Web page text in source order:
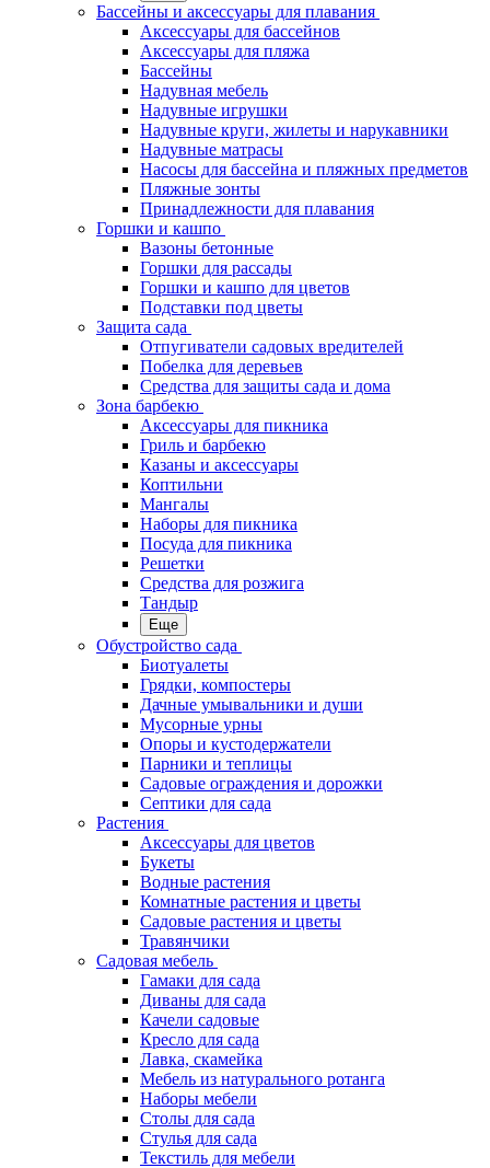
Бассейны и аксессуары для плавания
Аксессуары для бассейнов
Аксессуары для пляжа
Бассейны
Надувная мебель
Надувные игрушки
Надувные круги, жилеты и нарукавники
Надувные матрасы
Насосы для бассейна и пляжных предметов
Пляжные зонты
Принадлежности для плавания
Горшки и кашпо
Вазоны бетонные
Горшки для рассады
Горшки и кашпо для цветов
Подставки под цветы
Защита сада
Отпугиватели садовых вредителей
Побелка для деревьев
Средства для защиты сада и дома
Зона барбекю
Аксессуары для пикника
Гриль и барбекю
Казаны и аксессуары
Коптильни
Мангалы
Наборы для пикника
Посуда для пикника
Решетки
Средства для розжига
Тандыр
Еще
Обустройство сада
Биотуалеты
Грядки, компостеры
Дачные умывальники и души
Мусорные урны
Опоры и кустодержатели
Парники и теплицы
Садовые ограждения и дорожки
Септики для сада
Растения
Аксессуары для цветов
Букеты
Водные растения
Комнатные растения и цветы
Садовые растения и цветы
Травянчики
Садовая мебель
Гамаки для сада
Диваны для сада
Качели садовые
Кресло для сада
Лавка, скамейка
Мебель из натурального ротанга
Наборы мебели
Столы для сада
Стулья для сада
Текстиль для мебели